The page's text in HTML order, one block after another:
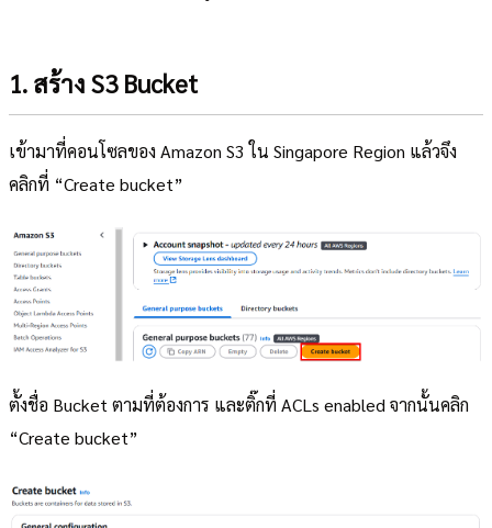
1. สร้าง S3 Bucket
เข้ามาที่คอนโซลของ Amazon S3 ใน Singapore Region แล้วจึง
คลิกที่ “Create bucket”
ตั้งชื่อ Bucket ตามที่ต้องการ และติ๊กที่ ACLs enabled จากนั้นคลิก
“Create bucket”